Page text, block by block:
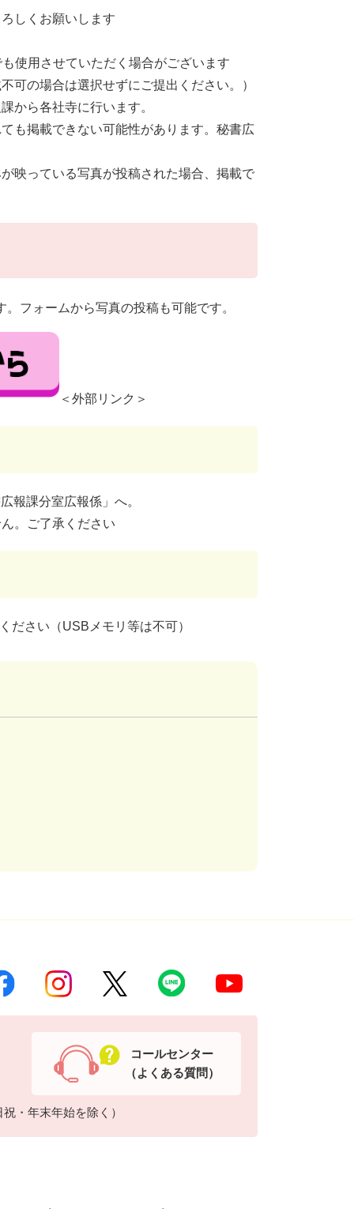
しくお願いします
使用させていただく場合がございます
可の場合は選択せずにご提出ください。）
から各社寺に行います。
も掲載できない可能性があります。秘書広
映っている写真が投稿された場合、掲載で
フォームから写真の投稿も可能です。
＜外部リンク＞
報課分室広報係」へ。
。ご了承ください
ださい（USBメモリ等は不可）
・年末年始を除く）
コールセンター
（よくある質問）